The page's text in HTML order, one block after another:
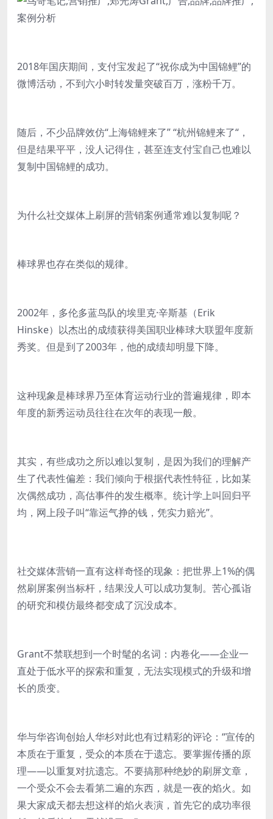
2018年国庆期间，支付宝发起了“祝你成为中国锦鲤”的
微博活动，不到六小时转发量突破百万，涨粉千万。
随后，不少品牌效仿“上海锦鲤来了” “杭州锦鲤来了“，
但是结果平平，没人记得住，甚至连支付宝自己也难以
复制中国锦鲤的成功。
为什么社交媒体上刷屏的营销案例通常难以复制呢？
棒球界也存在类似的规律。
2002年，多伦多蓝鸟队的埃里克·辛斯基（Erik
Hinske）以杰出的成绩获得美国职业棒球大联盟年度新
秀奖。但是到了2003年，他的成绩却明显下降。
这种现象是棒球界乃至体育运动行业的普遍规律，即本
年度的新秀运动员往往在次年的表现一般。
其实，有些成功之所以难以复制，是因为我们的理解产
生了代表性偏差：我们倾向于根据代表性特征，比如某
次偶然成功，高估事件的发生概率。统计学上叫回归平
均，网上段子叫“靠运气挣的钱，凭实力赔光”。
社交媒体营销一直有这样奇怪的现象：把世界上1%的偶
然刷屏案例当标杆，结果没人可以成功复制。苦心孤诣
的研究和模仿最终都变成了沉没成本。
Grant不禁联想到一个时髦的名词：内卷化——企业一
直处于低水平的探索和重复，无法实现模式的升级和增
长的质变。
华与华咨询创始人华杉对此也有过精彩的评论：“宣传的
本质在于重复，受众的本质在于遗忘。要掌握传播的原
理——以重复对抗遗忘。不要搞那种绝妙的刷屏文章，
一个受众不会去看第二遍的东西，就是一夜的焰火。如
果大家成天都去想这样的焰火表演，首先它的成功率很